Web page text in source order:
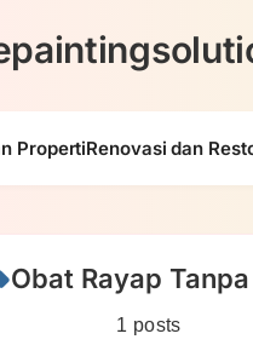
PropertiRenovasi dan
Obat Rayap
1 posts